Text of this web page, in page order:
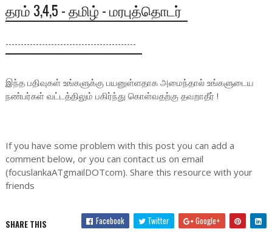
தரம் 3,4,5 - தமிழ் - மரபுத்தொடர்
-------------------------------------------
இந்த பதிவுகள் உங்களுக்கு பயனுள்ளதாக அமைந்தால் உங்களுடைய
நண்பர்கள் வட்டத்திலும் பகிர்ந்து கொள்வதற்கு தவறாதீர் !
If you have some problem with this post you can add a
comment below, or you can contact us on email
(focuslankaATgmailDOTcom). Share this resource with your
friends
SHARE THIS Facebook Twitter Google+